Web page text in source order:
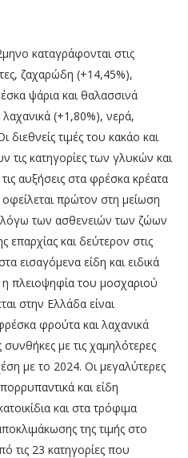
καταγράφονται στις
ζαχαρώδη (+14,45%),
ψάρια και θαλασσινά
(+1,80%), νερά,
τιμές του κακάο και
τις κατηγορίες των γλυκών και
αυξήσεις στα φρέσκα κρέατα
οφείλεται πρώτον στη μείωση
των ασθενειών των ζώων
επαρχίας και δεύτερον στις
εισαγόμενα είδη και ειδικά
η πλειοψηφία του μοσχαριού
στην Ελλάδα είναι
φρούτα και λαχανικά
συνθήκες με τις χαμηλότερες
με το 2024. Οι μεγαλύτερες
και είδη
και στα τρόφιμα
της τιμής στο
τις 23 κατηγορίες που